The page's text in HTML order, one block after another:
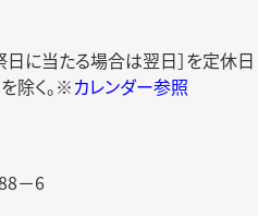
に当たる場合は翌日］を定休日
除く。※カレンダー参照
－6